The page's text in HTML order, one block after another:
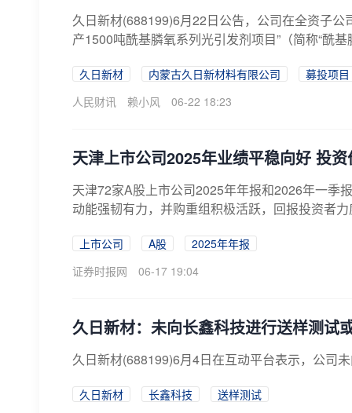
久日新材(688199)6月22日公告，公司在全资子
产1500吨酰基膦氧系列光引发剂项目”（简称“酰
久日新材 内蒙古久日新材料有限公司
募投项目
人民财讯
赖小风 06-22 18:23
天津上市公司2025年业绩平稳向好 投
天津72家A股上市公司2025年年报和2026年一季
动能强韧有力，并购重组积极活跃，回报投资者
上市公司 A股
2025年年报
证券时报网
06-17 19:04
久日新材：未向长鑫科技进行送样测试
久日新材(688199)6月4日在互动平台表示，公司
久日新材 长鑫科技
送样测试